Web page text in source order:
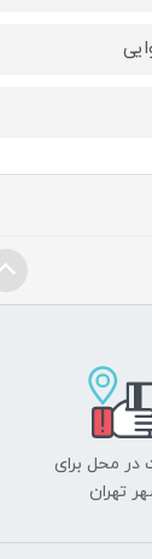
در محل برای
تهران